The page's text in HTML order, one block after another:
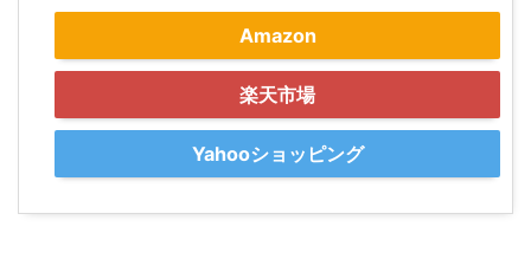
Amazon
楽天市場
Yahooショッピング